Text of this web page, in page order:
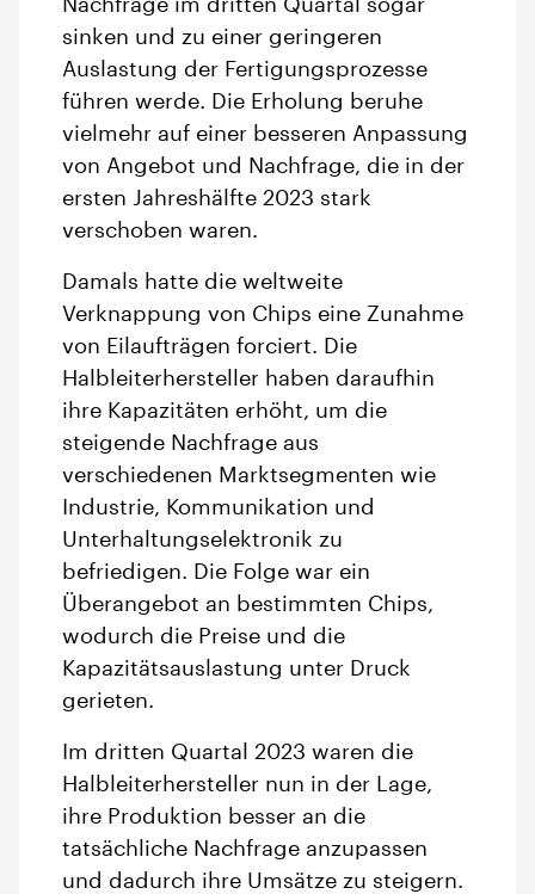
Nachfrage im dritten Quartal sogar
sinken und zu einer geringeren
Auslastung der Fertigungsprozesse
führen werde. Die Erholung beruhe
vielmehr auf einer besseren Anpassung
von Angebot und Nachfrage, die in der
ersten Jahreshälfte 2023 stark
verschoben waren.
Damals hatte die weltweite
Verknappung von Chips eine Zunahme
von Eilaufträgen forciert. Die
Halbleiterhersteller haben daraufhin
ihre Kapazitäten erhöht, um die
steigende Nachfrage aus
verschiedenen Marktsegmenten wie
Industrie, Kommunikation und
Unterhaltungselektronik zu
befriedigen. Die Folge war ein
Überangebot an bestimmten Chips,
wodurch die Preise und die
Kapazitätsauslastung unter Druck
gerieten.
Im dritten Quartal 2023 waren die
Halbleiterhersteller nun in der Lage,
ihre Produktion besser an die
tatsächliche Nachfrage anzupassen
und dadurch ihre Umsätze zu steigern.